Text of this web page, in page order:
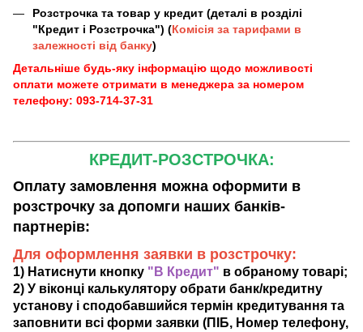
Розстрочка та товар у кредит (деталі в розділі
"Кредит і Розстрочка") (Комісія за тарифами в
залежності від банку)
Детальніше будь-яку інформацію щодо можливості
оплати можете отримати в менеджера за номером
телефону: 093-714-37-31
КРЕДИТ-РОЗСТРОЧКА:
Оплату замовлення можна оформити в
розстрочку за допомги наших банків-
партнерів:
Для оформлення заявки в розстрочку:
1) Натиснути кнопку "В Кредит" в обраному товарі;
2) У віконці калькулятору обрати банк/кредитну
установу і сподобавшийся термін кредитування та
заповнити всі форми заявки (ПІБ, Номер телефону,